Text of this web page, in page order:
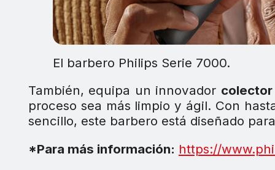
El barbero Philips Serie 7000.
También, equipa un innovador
proceso sea más limpio y ágil. Con
sencillo, este barbero está diseñado
*Para más información: https://